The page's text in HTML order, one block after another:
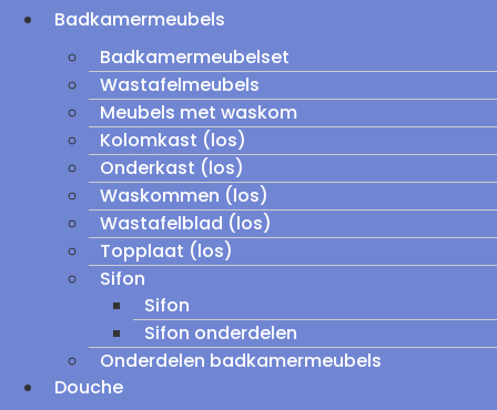
Badkamermeubels
Badkamermeubelset
Wastafelmeubels
Meubels met waskom
Kolomkast (los)
Onderkast (los)
Waskommen (los)
Wastafelblad (los)
Topplaat (los)
Sifon
Sifon
Sifon onderdelen
Onderdelen badkamermeubels
Douche